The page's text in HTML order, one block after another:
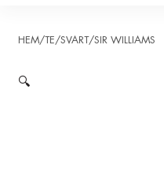
HEM/TE/SVART/SIR WILLIAMS
🔍